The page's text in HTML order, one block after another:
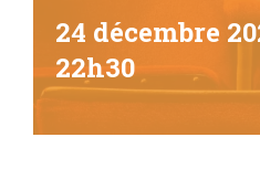
24 décembre
22h30